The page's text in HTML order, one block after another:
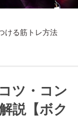
ける筋トレ方法
ツ・コン
説【ボク